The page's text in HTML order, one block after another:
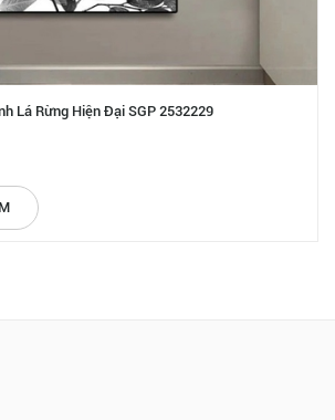
Lá Rừng Hiện Đại SGP 2532229